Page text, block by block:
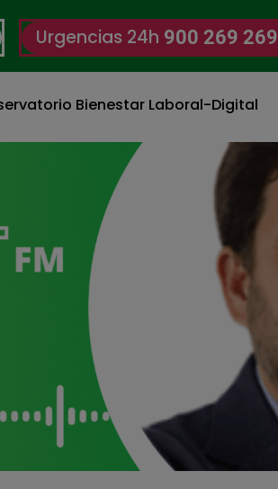
Urgencias 24h 900 269 269
Bienestar Laboral-Digital